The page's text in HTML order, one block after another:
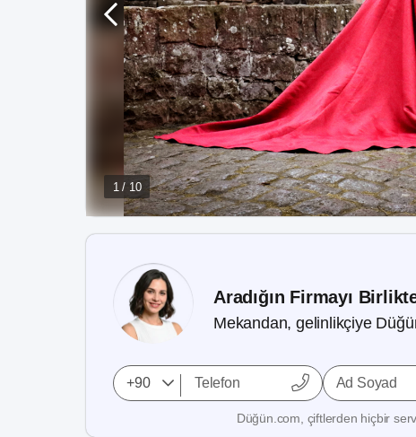
1 / 10
Aradığın Firmayı
Mekandan, gelinlikçiye
Ad Soyad
Düğün.com, çiftlerden hiçbir